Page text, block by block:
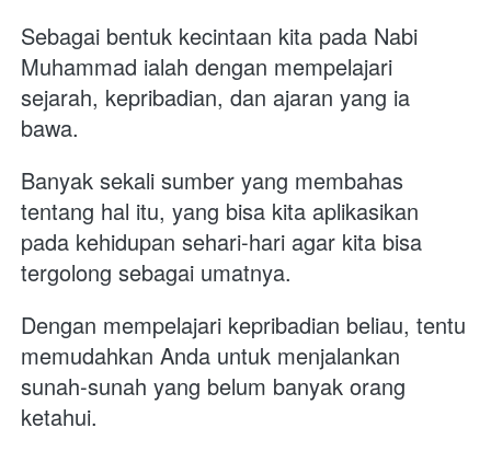
Sebagai bentuk kecintaan kita pada Nabi
Muhammad ialah dengan mempelajari
sejarah, kepribadian, dan ajaran yang ia
bawa.
Banyak sekali sumber yang membahas
tentang hal itu, yang bisa kita aplikasikan
pada kehidupan sehari-hari agar kita bisa
tergolong sebagai umatnya.
Dengan mempelajari kepribadian beliau, tentu
memudahkan Anda untuk menjalankan
sunah-sunah yang belum banyak orang
ketahui.